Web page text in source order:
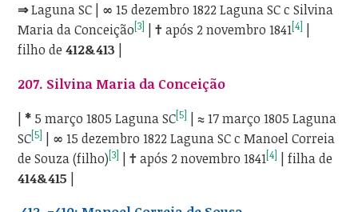
⇒Laguna SC | ∞ 15 dezembro 1822 Laguna SC c Silvina
Maria da Conceição[3] |† após 2 novembro 1841[4]
filho de412&413
207. Silvina Maria da Conceição
|* 5 março 1805 Laguna SC[5] | ≈17 março 1805 Laguna
SC[5] | ∞ 15 dezembro 1822 Laguna SC c Manoel Correia
de Souza (filho)[3] |† após 2 novembro 1841[4] | filha de
414&415 |